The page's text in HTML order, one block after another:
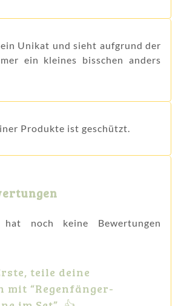
Unikat und sieht aufgrund der
ein kleines bisschen anders
Produkte ist geschützt.
noch keine Bewertungen
teile deine
mit “Regenfänger-